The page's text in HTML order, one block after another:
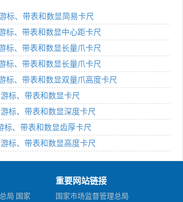
标、带表和数显简易卡尺
标、带表和数显中心距卡尺
标、带表和数显长量爪卡尺
标、带表和数显长量爪卡尺
标、带表和数显双量爪高度卡尺
标、带表和数显卡尺
标、带表和数显深度卡尺
、带表和数显齿厚卡尺
标、带表和数显高度卡尺
局 国家
重要网站链接
国家市场监督管理总局